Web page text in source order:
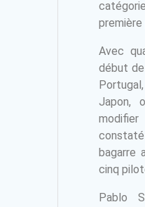
Avec
début
Japon,
bagarre
cinq
Pablo